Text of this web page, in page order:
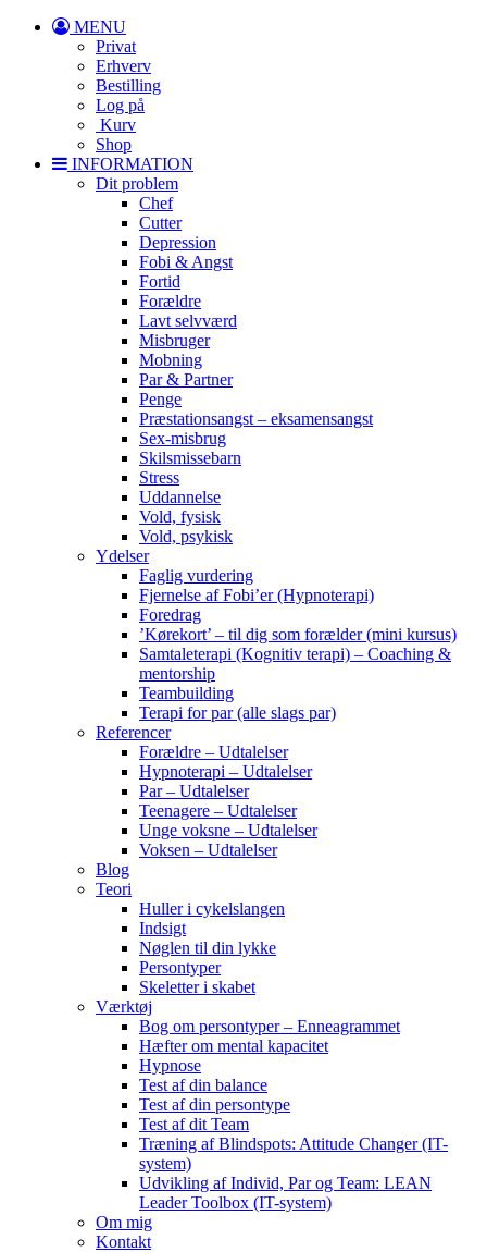
MENU
Privat
Erhverv
Bestilling
Log på
Kurv
Shop
INFORMATION
Dit problem
Chef
Cutter
Depression
Fobi & Angst
Fortid
Forældre
Lavt selvværd
Misbruger
Mobning
Par & Partner
Penge
Præstationsangst – eksamensangst
Sex-misbrug
Skilsmissebarn
Stress
Uddannelse
Vold, fysisk
Vold, psykisk
Ydelser
Faglig vurdering
Fjernelse af Fobi’er (Hypnoterapi)
Foredrag
’Kørekort’ – til dig som forælder (mini kursus)
Samtaleterapi (Kognitiv terapi) – Coaching &
mentorship
Teambuilding
Terapi for par (alle slags par)
Referencer
Forældre – Udtalelser
Hypnoterapi – Udtalelser
Par – Udtalelser
Teenagere – Udtalelser
Unge voksne – Udtalelser
Voksen – Udtalelser
Blog
Teori
Huller i cykelslangen
Indsigt
Nøglen til din lykke
Persontyper
Skeletter i skabet
Værktøj
Bog om persontyper – Enneagrammet
Hæfter om mental kapacitet
Hypnose
Test af din balance
Test af din persontype
Test af dit Team
Træning af Blindspots: Attitude Changer (IT-
system)
Udvikling af Individ, Par og Team: LEAN
Leader Toolbox (IT-system)
Om mig
Kontakt